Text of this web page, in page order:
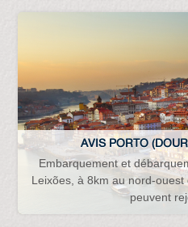
AVIS PORTO
Embarquement et
Leixões, à 8km au nord-
peuvent